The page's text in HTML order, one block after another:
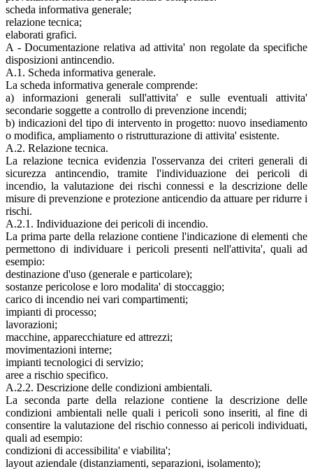
scheda informativa generale;
relazione tecnica;
elaborati grafici.
A - Documentazione relativa ad attivita' non regolate da specifiche
disposizioni antincendio.
A.1. Scheda informativa generale.
La scheda informativa generale comprende:
a) informazioni generali sull'attivita' e sulle eventuali attivita'
secondarie soggette a controllo di prevenzione incendi;
b) indicazioni del tipo di intervento in progetto: nuovo insediamento
o modifica, ampliamento o ristrutturazione di attivita' esistente.
A.2. Relazione tecnica.
La relazione tecnica evidenzia l'osservanza dei criteri generali di
sicurezza antincendio, tramite l'individuazione dei pericoli di
incendio, la valutazione dei rischi connessi e la descrizione delle
misure di prevenzione e protezione anticendio da attuare per ridurre i
rischi.
A.2.1. Individuazione dei pericoli di incendio.
La prima parte della relazione contiene l'indicazione di elementi che
permettono di individuare i pericoli presenti nell'attivita', quali ad
esempio:
destinazione d'uso (generale e particolare);
sostanze pericolose e loro modalita' di stoccaggio;
carico di incendio nei vari compartimenti;
impianti di processo;
lavorazioni;
macchine, apparecchiature ed attrezzi;
movimentazioni interne;
impianti tecnologici di servizio;
aree a rischio specifico.
A.2.2. Descrizione delle condizioni ambientali.
La seconda parte della relazione contiene la descrizione delle
condizioni ambientali nelle quali i pericoli sono inseriti, al fine di
consentire la valutazione del rischio connesso ai pericoli individuati,
quali ad esempio:
condizioni di accessibilita' e viabilita';
layout aziendale (distanziamenti, separazioni, isolamento);